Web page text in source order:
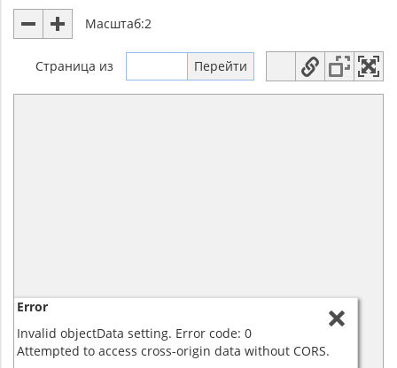
Масштаб:2
Страница из
Error
Invalid objectData setting. Error code: 0
Attempted to access cross-origin data without CORS.